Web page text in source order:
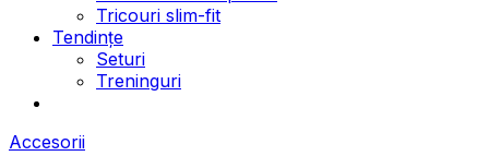
Tricouri slim-fit
Tendințe
Seturi
Treninguri
Accesorii